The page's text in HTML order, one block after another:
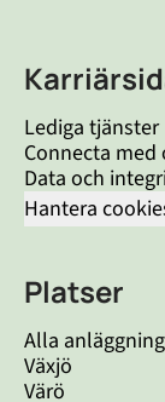
Lediga tjänster
Connecta med
Data och
Hantera
Platser
Alla
Växjö
Värö